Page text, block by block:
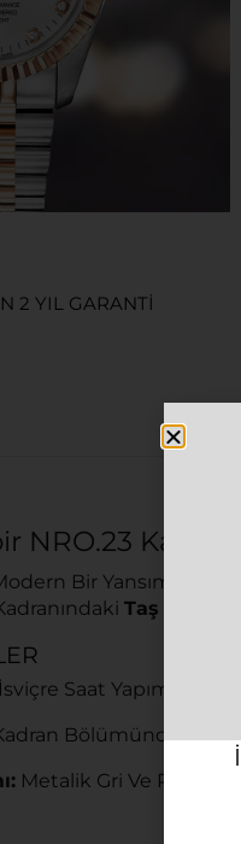
2 YIL GARANTI
Kadın
Bir Yansıması Olan
Taş
İsviçre Saat Yapım
Bölümünde Yer
Metalik Gri Ve Rose